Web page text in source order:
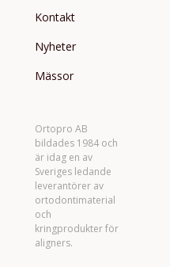
Kontakt
Nyheter
Mässor
Ortopro AB
bildades 1984 och
är idag en av
Sveriges ledande
leverantörer av
ortodontimaterial
och
kringprodukter för
aligners.